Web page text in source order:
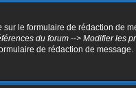
sur le formulaire de rédaction de
du forum --> Modifier les
de rédaction de message.